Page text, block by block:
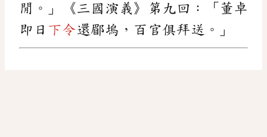
閒。」《三國演義》第九回：「董卓
即日 下令還郿塢，百官俱拜送。」